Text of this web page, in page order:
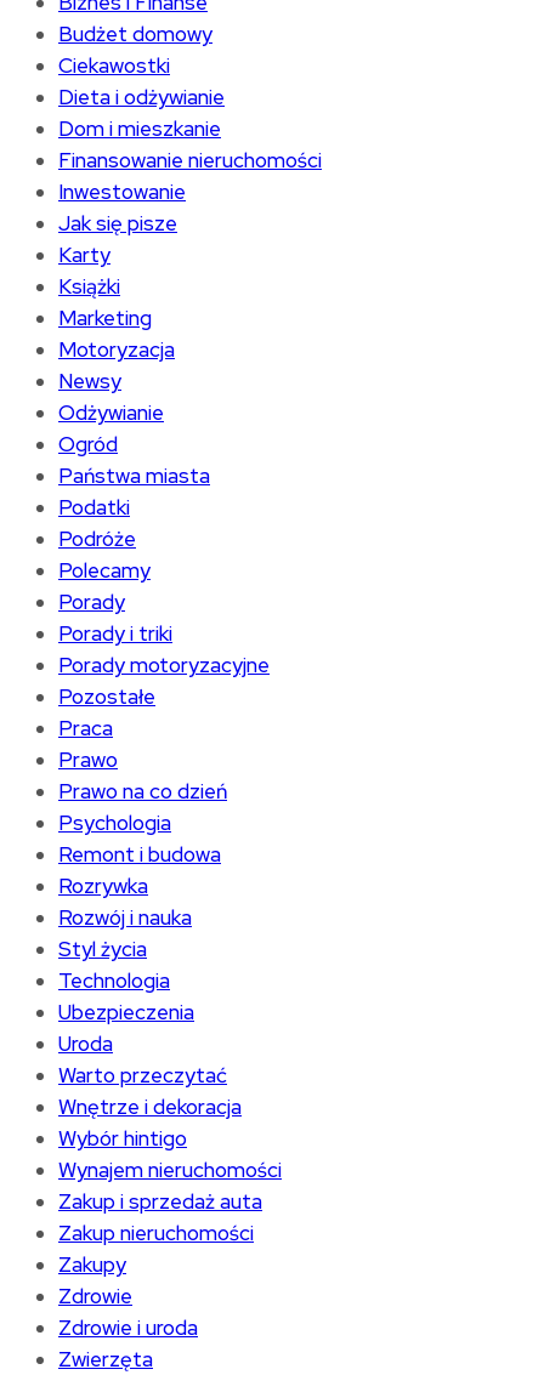
Budżet domowy
Ciekawostki
Dieta i odżywianie
Dom i mieszkanie
Finansowanie nieruchomości
Inwestowanie
Jak się pisze
Karty
Książki
Marketing
Motoryzacja
Newsy
Odżywianie
Ogród
Państwa miasta
Podatki
Podróże
Polecamy
Porady
Porady i triki
Porady motoryzacyjne
Pozostałe
Praca
Prawo
Prawo na co dzień
Psychologia
Remont i budowa
Rozrywka
Rozwój i nauka
Styl życia
Technologia
Ubezpieczenia
Uroda
Warto przeczytać
Wnętrze i dekoracja
Wybór hintigo
Wynajem nieruchomości
Zakup i sprzedaż auta
Zakup nieruchomości
Zakupy
Zdrowie
Zdrowie i uroda
Zwierzęta